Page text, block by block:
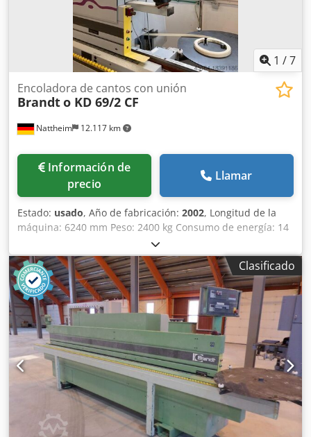
1 /7
Nattheim 12.117 km
Encoladora de cantos con unión
Brandto KD 69/2 CF
Información de
precio
Llamar
Estado: usado, Año de fabricación: 2002, Longitud de la
máquina: 6240 mm Peso: 2400 kg Consumo de energía: 14
kW Diámetro de extracción: 120 / 140 mm Dkedpfovvkfwjx
Akber Ubicación de almacenamiento: Nattheim
Clasificado